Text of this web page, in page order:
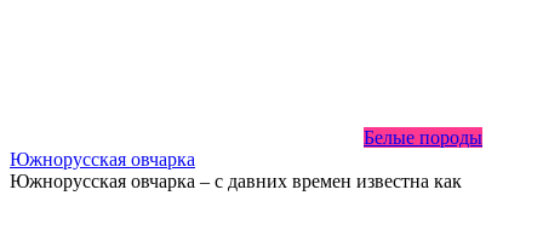
Белые породы
Южнорусская овчарка
Южнорусская овчарка – с давних времен известна как